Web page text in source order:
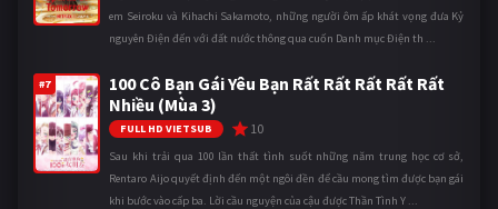
em Seiroku và Kihachi Sakamoto, những người ôm ấp khát vọng đưa Kỷ
nguyên Điện đến với đất nước thông qua cuốn Danh mục Điện th ...
#7
100 Cô Bạn Gái Yêu Bạn Rất Rất Rất Rất Rất
Nhiều (Mùa 3)
FULL HD VIETSUB 10
Sau khi trải qua 100 lần thất tình suốt những năm trung học cơ sở,
Rentaro Aijo quyết định đến một ngôi đền để cầu mong tìm được bạn gái
khi bước vào cấp ba. Lời cầu nguyện của cậu được Thần Tình Y ...